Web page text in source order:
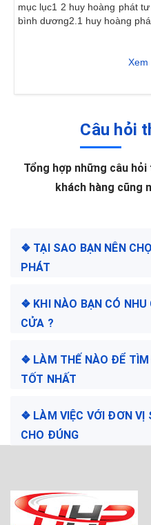
mục lục1 2 huy hoàng phát
bình dương2.1 huy hoàng
Xem
Câu hỏi
Tổng hợp những câu
khách hàng cũng
❖ TẠI SAO BẠN NÊN
PHÁT
❖ KHI NÀO BẠN CÓ
CỬA ?
❖ LÀM THẾ NÀO ĐỂ
TỐT NHẤT
❖ LÀM VIỆC VỚI ĐƠN VỊ
CHO ĐÚNG